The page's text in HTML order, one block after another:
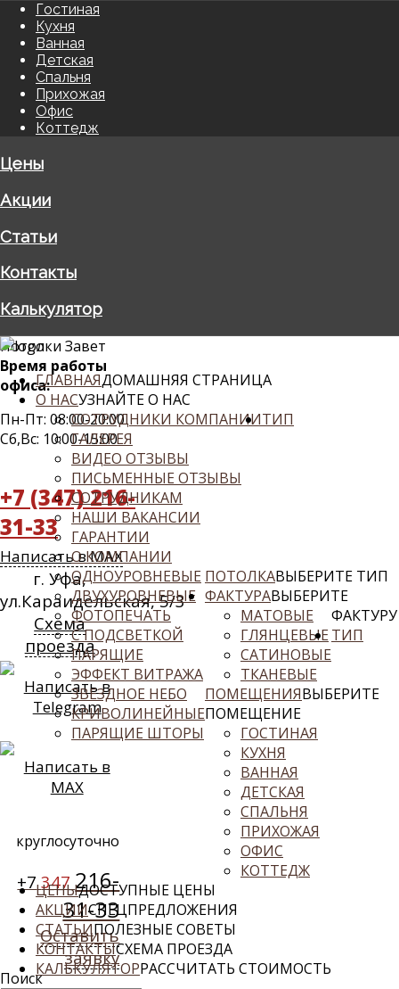
Гостиная
Кухня
Ванная
Детская
Спальня
Прихожая
Офис
Коттедж
Цены
Акции
Статьи
Контакты
Калькулятор
ГЛАВНАЯДОМАШНЯЯ СТРАНИЦА
О НАСУЗНАЙТЕ О НАС
СОТРУДНИКИ КОМПАНИИ
ГАЛЕРЕЯ
ВИДЕО ОТЗЫВЫ
ПИСЬМЕННЫЕ ОТЗЫВЫ
СОТРУДНИКАМ
НАШИ ВАКАНСИИ
ГАРАНТИИ
О КОМПАНИИ
ТИП
ПОТОЛКАВЫБЕРИТЕ ТИП
ОДНОУРОВНЕВЫЕ
ДВУХУРОВНЕВЫЕ
ФОТОПЕЧАТЬ
С ПОДСВЕТКОЙ
ПАРЯЩИЕ
ЭФФЕКТ ВИТРАЖА
ЗВЕЗДНОЕ НЕБО
КРИВОЛИНЕЙНЫЕ
ПАРЯЩИЕ ШТОРЫ
ФАКТУРАВЫБЕРИТЕ
ФАКТУРУ
МАТОВЫЕ
ГЛЯНЦЕВЫЕ
САТИНОВЫЕ
ТКАНЕВЫЕ
ТИП
ПОМЕЩЕНИЯВЫБЕРИТЕ
ПОМЕЩЕНИЕ
ГОСТИНАЯ
КУХНЯ
ВАННАЯ
ДЕТСКАЯ
СПАЛЬНЯ
ПРИХОЖАЯ
ОФИС
КОТТЕДЖ
ЦЕНЫДОСТУПНЫЕ ЦЕНЫ
АКЦИИСПЕЦПРЕДЛОЖЕНИЯ
СТАТЬИПОЛЕЗНЫЕ СОВЕТЫ
КОНТАКТЫСХЕМА ПРОЕЗДА
КАЛЬКУЛЯТОРРАССЧИТАТЬ СТОИМОСТЬ
Потолки Завет
Время работы
офиса:
Пн-Пт: 08:00-20:00
Сб,Вс: 10:00-15:00
+7 (347) 216-
31-33
Написать в MAX
г. Уфа,
ул.Караидельская, 5/3
Схема
проезда
Написать в
Telegram
Написать в
MAX
круглосуточно
+7 347 216-
31-33
Оставить
заявку
Поиск